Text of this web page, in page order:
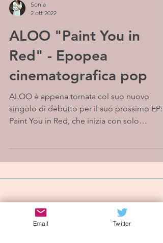
Sonia
2 ott 2022
ALOO "Paint You in
Red" - Epopea
cinematografica pop
ALOO è appena tornata col suo nuovo
singolo di debutto per il suo prossimo EP:
Paint You in Red, che inizia con solo
Iscriviti alla mailing list
Email Twitter